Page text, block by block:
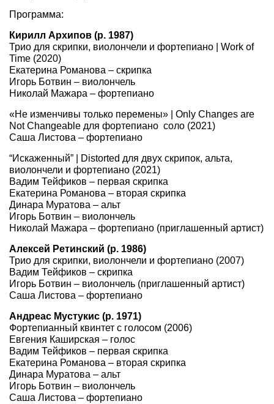
Программа:
Кирилл Архипов (р. 1987)
Трио для скрипки, виолончели и фортепиано | Work of
Time (2020)
Екатерина Романова – скрипка
Игорь Ботвин – виолончель
Николай Мажара – фортепиано
«Не изменчивы только перемены» | Only Changes are
Not Changeable для фортепиано соло (2021)
Саша Листова – фортепиано
“Искаженный” | Distorted для двух cкрипок, альта,
виолончели и фортепиано (2021)
Вадим Тейфиков – первая скрипка
Екатерина Романова – вторая скрипка
Динара Муратова – альт
Игорь Ботвин – виолончель
Николай Мажара – фортепиано (приглашенный артист)
Алексей Ретинский (р. 1986)
Трио для скрипки, виолончели и фортепиано (2007)
Вадим Тейфиков – скрипка
Игорь Ботвин – виолончель (приглашенный артист)
Саша Листова – фортепиано
Андреас Мустукис (р. 1971)
Фортепианный квинтет с голосом (2006)
Евгения Каширская – голос
Вадим Тейфиков – первая скрипка
Екатерина Романова – вторая скрипка
Динара Муратова – альт
Игорь Ботвин – виолончель
Саша Листова – фортепиано